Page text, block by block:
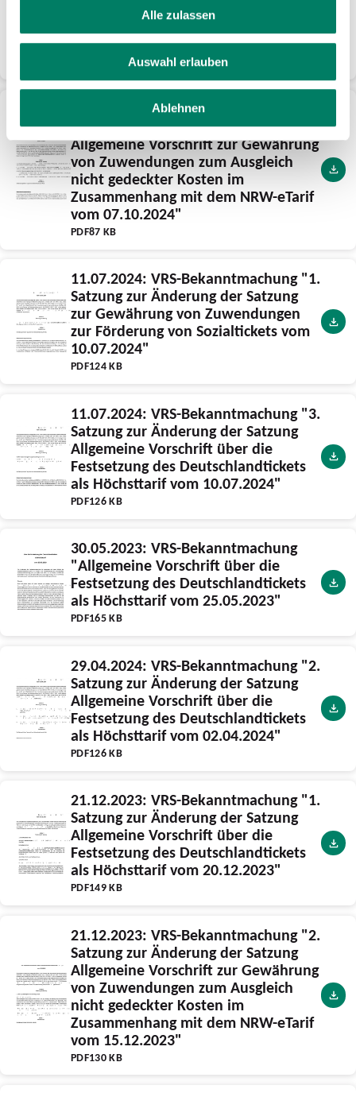
Alle zulassen
Auswahl erlauben
Ablehnen
Gewährung von Zuwendungen zur
Förderung von Azubitickets im VRS
vom 07.10.2024"
10.10.2024: VRS-Bekanntmachung "3.
Satzung zur Änderung der Satzung
Allgemeine Vorschrift zur Gewährung
von Zuwendungen zum Ausgleich
nicht gedeckter Kosten im
Zusammenhang mit dem NRW-eTarif
vom 07.10.2024"
PDF87 KB
11.07.2024: VRS-Bekanntmachung "1.
Satzung zur Änderung der Satzung
zur Gewährung von Zuwendungen
zur Förderung von Sozialtickets vom
10.07.2024"
PDF124 KB
11.07.2024: VRS-Bekanntmachung "3.
Satzung zur Änderung der Satzung
Allgemeine Vorschrift über die
Festsetzung des Deutschlandtickets
als Höchsttarif vom 10.07.2024"
PDF126 KB
30.05.2023: VRS-Bekanntmachung
"Allgemeine Vorschrift über die
Festsetzung des Deutschlandtickets
als Höchsttarif vom 25.05.2023"
PDF165 KB
29.04.2024: VRS-Bekanntmachung "2.
Satzung zur Änderung der Satzung
Allgemeine Vorschrift über die
Festsetzung des Deutschlandtickets
als Höchsttarif vom 02.04.2024"
PDF126 KB
21.12.2023: VRS-Bekanntmachung "1.
Satzung zur Änderung der Satzung
Allgemeine Vorschrift über die
Festsetzung des Deutschlandtickets
als Höchsttarif vom 20.12.2023"
PDF149 KB
21.12.2023: VRS-Bekanntmachung "2.
Satzung zur Änderung der Satzung
Allgemeine Vorschrift zur Gewährung
von Zuwendungen zum Ausgleich
nicht gedeckter Kosten im
Zusammenhang mit dem NRW-eTarif
vom 15.12.2023"
PDF130 KB